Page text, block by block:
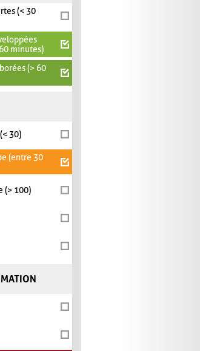
(< 30
minutes)
(> 60
30)
(entre 30
(> 100)